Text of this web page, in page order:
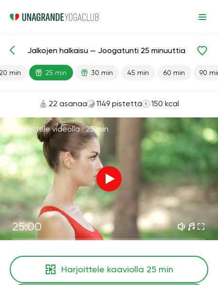
Valmiit oppitunnit Joustavuus
Jalkojen halkaisu — Joogatunti 25 minuuttia
min 25 min 30 min 45 min 60 min 90
22 asanaa 1149 pistettä 150 kcal
Harjoittele videolla ·25 min
25:00
Harjoittele kaaviolla 25 min